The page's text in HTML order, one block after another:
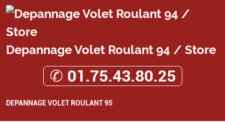
Depannage Volet Roulant 94 / Store
✆ 01.75.43.80.25
DEPANNAGE VOLET ROULANT 95